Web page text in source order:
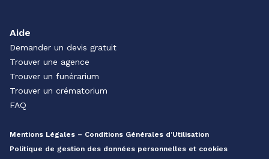
Aide
Demander un devis gratuit
Trouver une agence
Trouver un funérarium
Trouver un crématorium
FAQ
Mentions Légales – Conditions Générales d’Utilisation
Politique de gestion des données personnelles et cookies